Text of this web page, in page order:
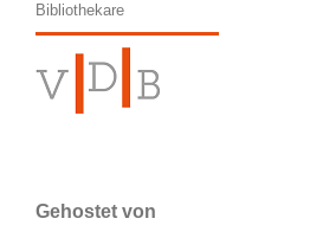
Bibliothekare
Gehostet von